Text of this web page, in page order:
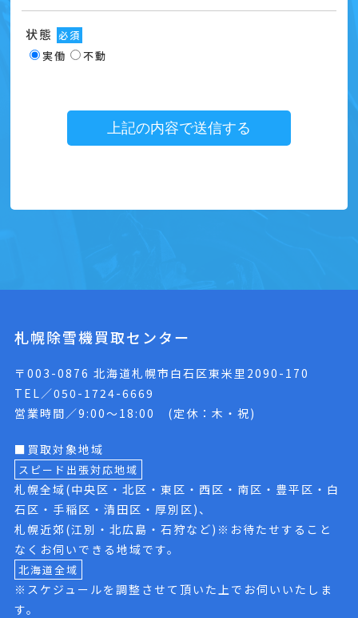
状態 必須
実働 不動
札幌除雪機買取センター
〒003-0876 北海道札幌市白石区東米里2090-170
TEL／050-1724-6669
営業時間／9:00〜18:00 (定休：木・祝)
■買取対象地域
スピード出張対応地域
札幌全域(中央区・北区・東区・西区・南区・豊平区・白
石区・手稲区・清田区・厚別区)、
札幌近郊(江別・北広島・石狩など)※お待たせすること
なくお伺いできる地域です。
北海道全域
※スケジュールを調整させて頂いた上でお伺いいたしま
す。